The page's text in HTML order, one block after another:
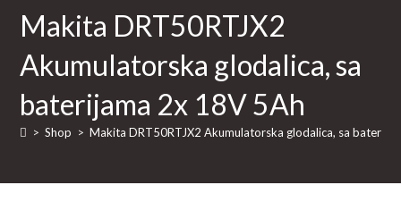
Makita DRT50RTJX2
Akumulatorska glodalica, sa
baterijama 2x 18V 5Ah
> Shop > Makita DRT50RTJX2 Akumulatorska glodalica, sa